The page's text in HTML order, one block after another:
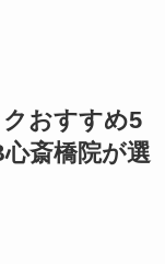
おすすめ5
斎橋院が選